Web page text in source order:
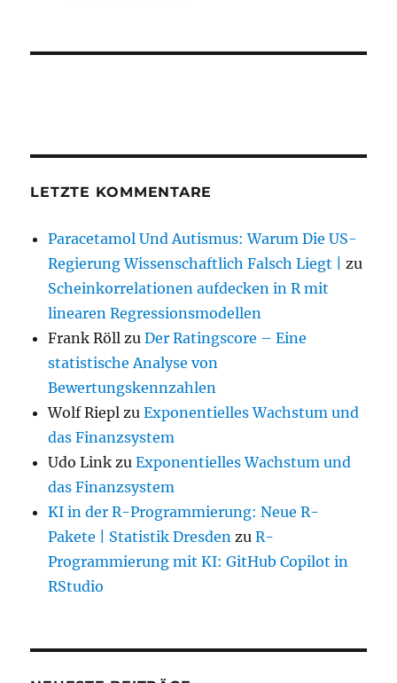
LETZTE KOMMENTARE
Paracetamol Und Autismus: Warum Die US-
Regierung Wissenschaftlich Falsch Liegt |
zu
Scheinkorrelationen aufdecken in R mit
linearen Regressionsmodellen
Frank Röll zuDer Ratingscore – Eine
statistische Analyse von
Bewertungskennzahlen
Wolf Riepl zuExponentielles Wachstum und
das Finanzsystem
Udo Link zuExponentielles Wachstum und
das Finanzsystem
KI in der R-Programmierung: Neue R-
Pakete | Statistik Dresden zuR-
Programmierung mit KI: GitHub Copilot in
RStudio